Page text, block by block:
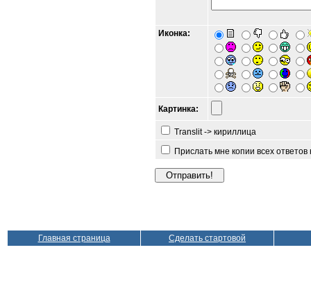
Иконка:
Картинка:
Translit -> кириллица
Прислать мне копии всех
Главная страница Сделать стартовой